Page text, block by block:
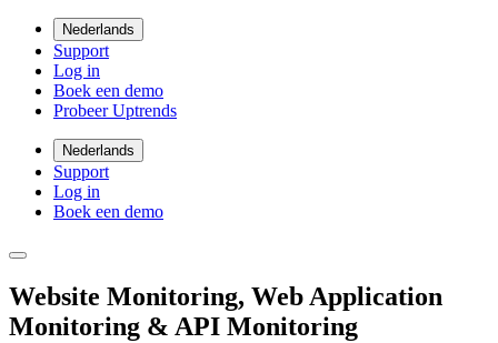
Nederlands
Support
Log in
Boek een demo
Probeer Uptrends
Nederlands
Support
Log in
Boek een demo
Website Monitoring, Web Application
Monitoring & API Monitoring